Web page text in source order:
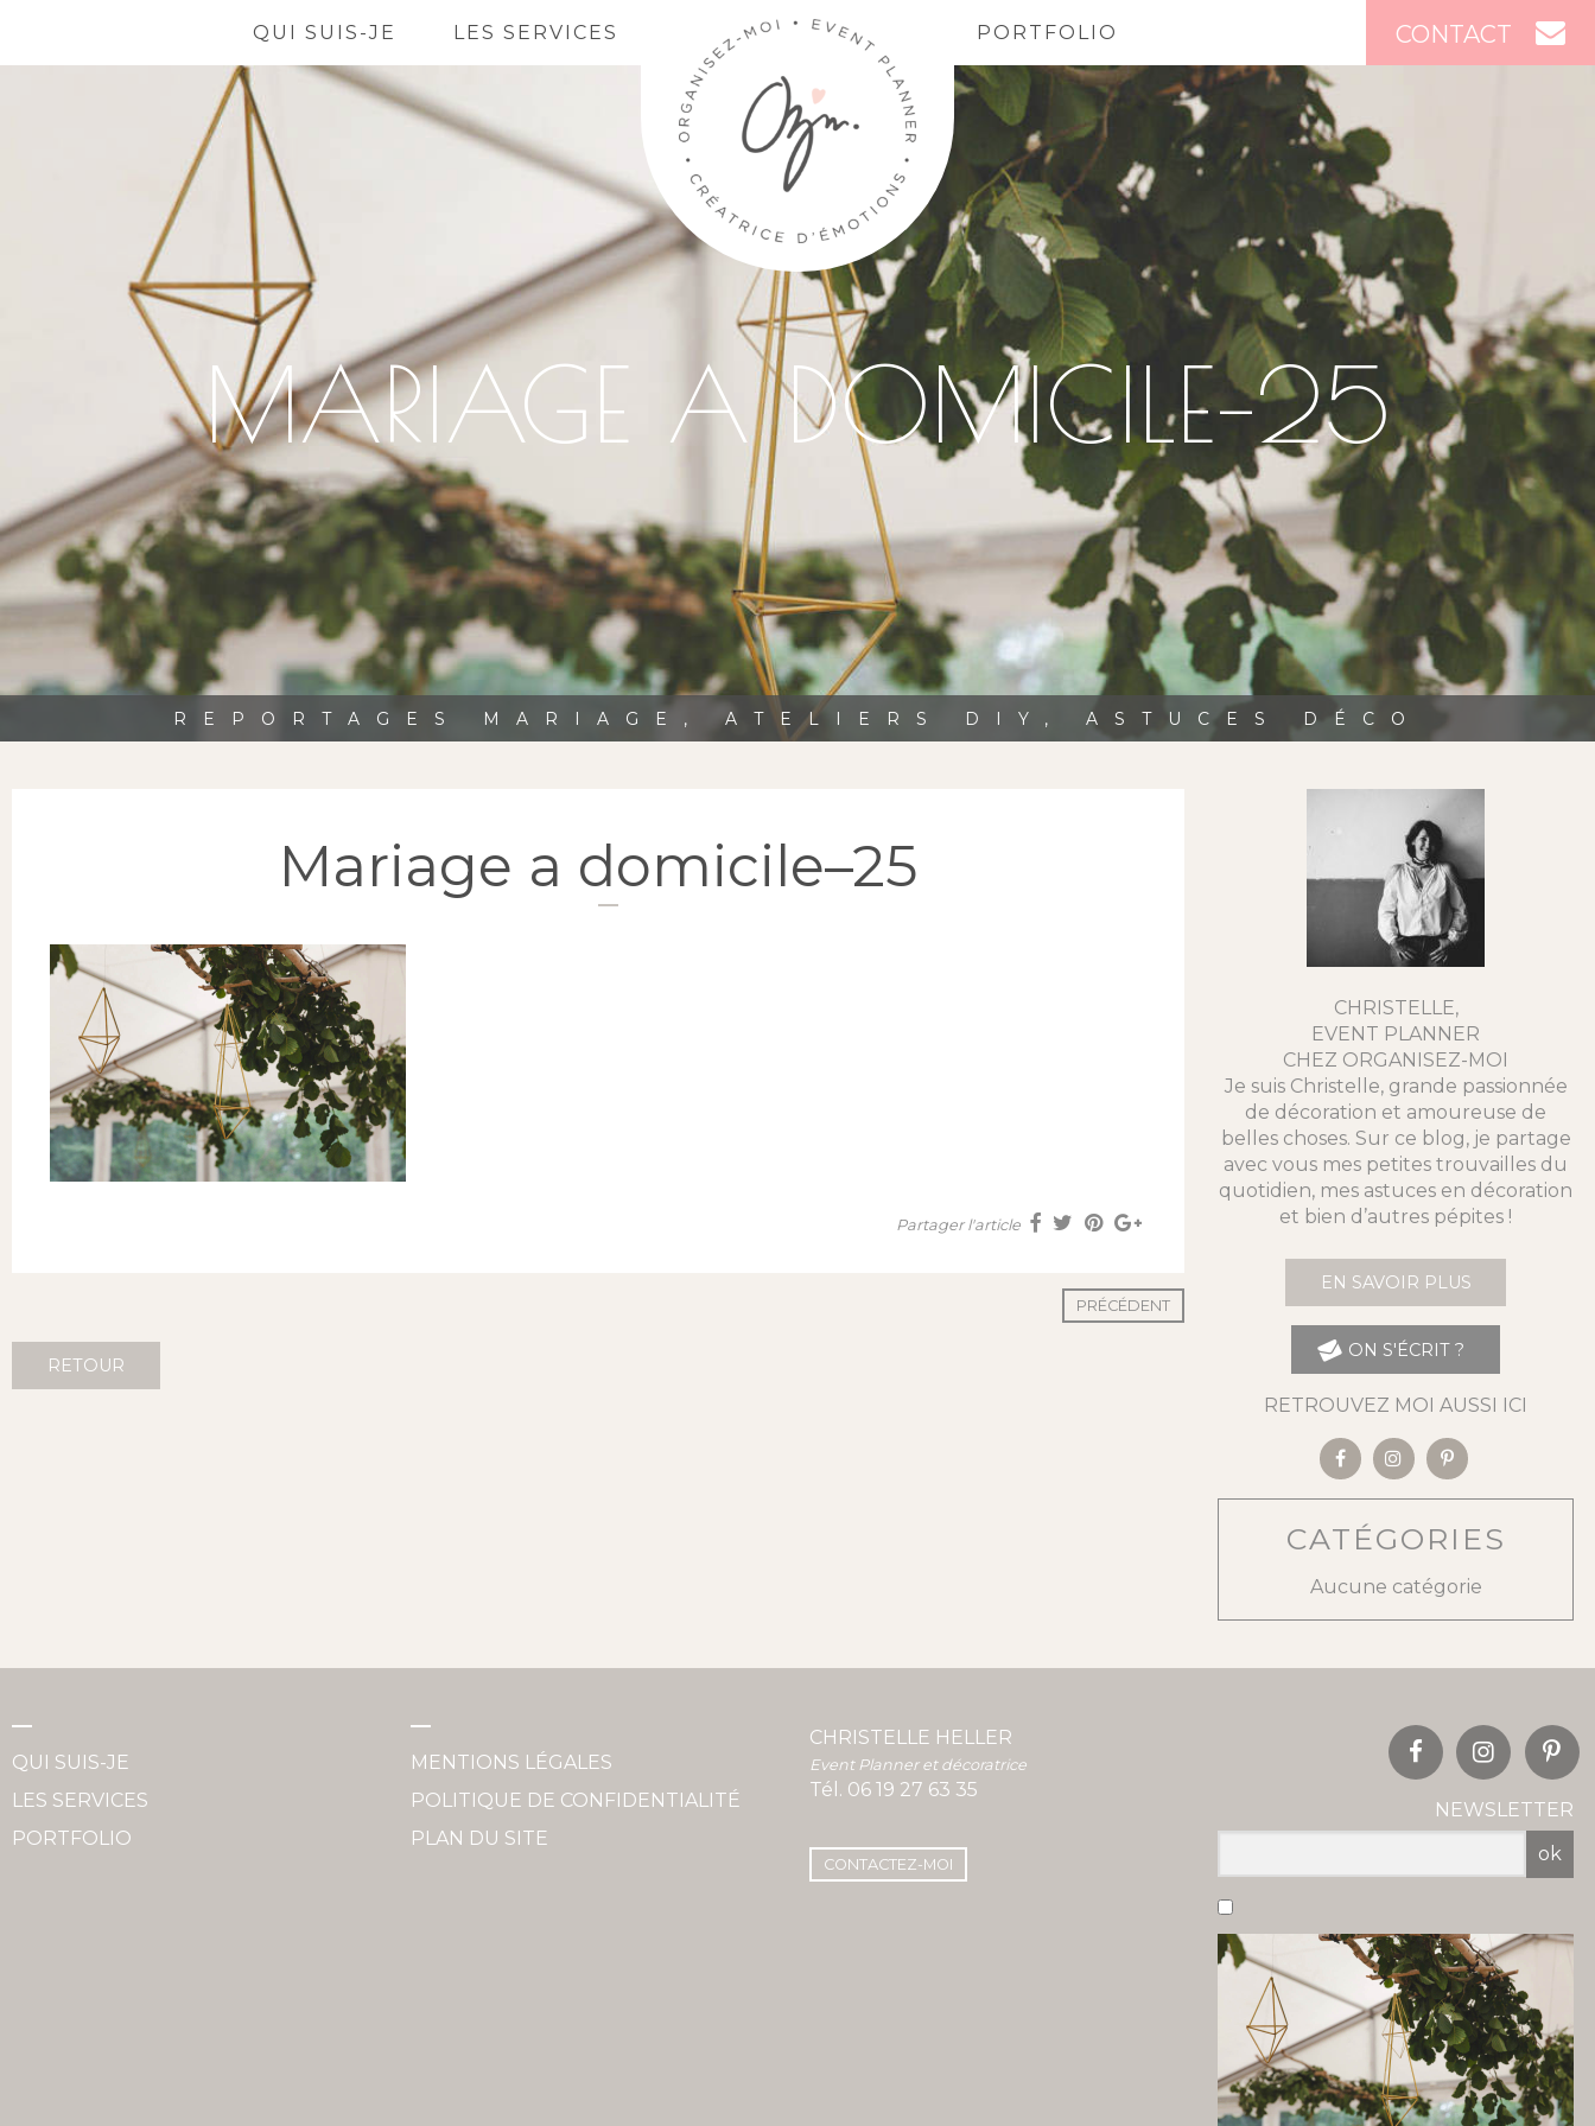
CONTACT
QUI SUIS-JE LES SERVICES PORTFOLIO
MARIAGE A DOMICILE–25
REPORTAGES MARIAGE, ATELIERS DIY, ASTUCES DÉCO
Mariage a domicile–25
Partager l'article
PRÉCÉDENT
RETOUR
CHRISTELLE,
EVENT PLANNER
CHEZ ORGANISEZ-MOI
Je suis Christelle, grande passionnée
de décoration et amoureuse de
belles choses. Sur ce blog, je partage
avec vous mes petites trouvailles du
quotidien, mes astuces en décoration
et bien d’autres pépites !
EN SAVOIR PLUS
ON S'ÉCRIT ?
RETROUVEZ MOI AUSSI ICI
CATÉGORIES
Aucune catégorie
QUI SUIS-JE
LES SERVICES
PORTFOLIO
MENTIONS LÉGALES
POLITIQUE DE CONFIDENTIALITÉ
PLAN DU SITE
CHRISTELLE HELLER
Event Planner et décoratrice
Tél. 06 19 27 63 35
CONTACTEZ-MOI
NEWSLETTER
ok